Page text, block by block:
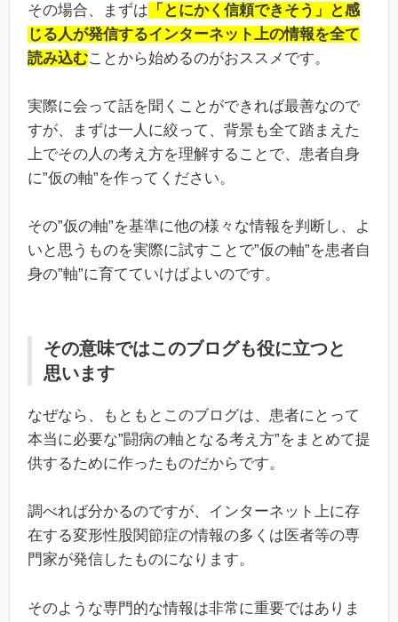
その場合、まずは 「とにかく信頼できそう」と感
じる人が発信するインターネット上の情報を全て
読み込むことから始めるのがおススメです。
実際に会って話を聞くことができれば最善なので
すが、まずは一人に絞って、背景も全て踏まえた
上でその人の考え方を理解することで、患者自身
に”仮の軸”を作ってください。
その”仮の軸”を基準に他の様々な情報を判断し、よ
いと思うものを実際に試すことで”仮の軸”を患者自
身の”軸”に育てていけばよいのです。
その意味ではこのブログも役に立つと
思います
なぜなら、もともとこのブログは、患者にとって
本当に必要な”闘病の軸となる考え方”をまとめて提
供するために作ったものだからです。
調べれば分かるのですが、インターネット上に存
在する変形性股関節症の情報の多くは医者等の専
門家が発信したものになります。
そのような専門的な情報は非常に重要ではありま